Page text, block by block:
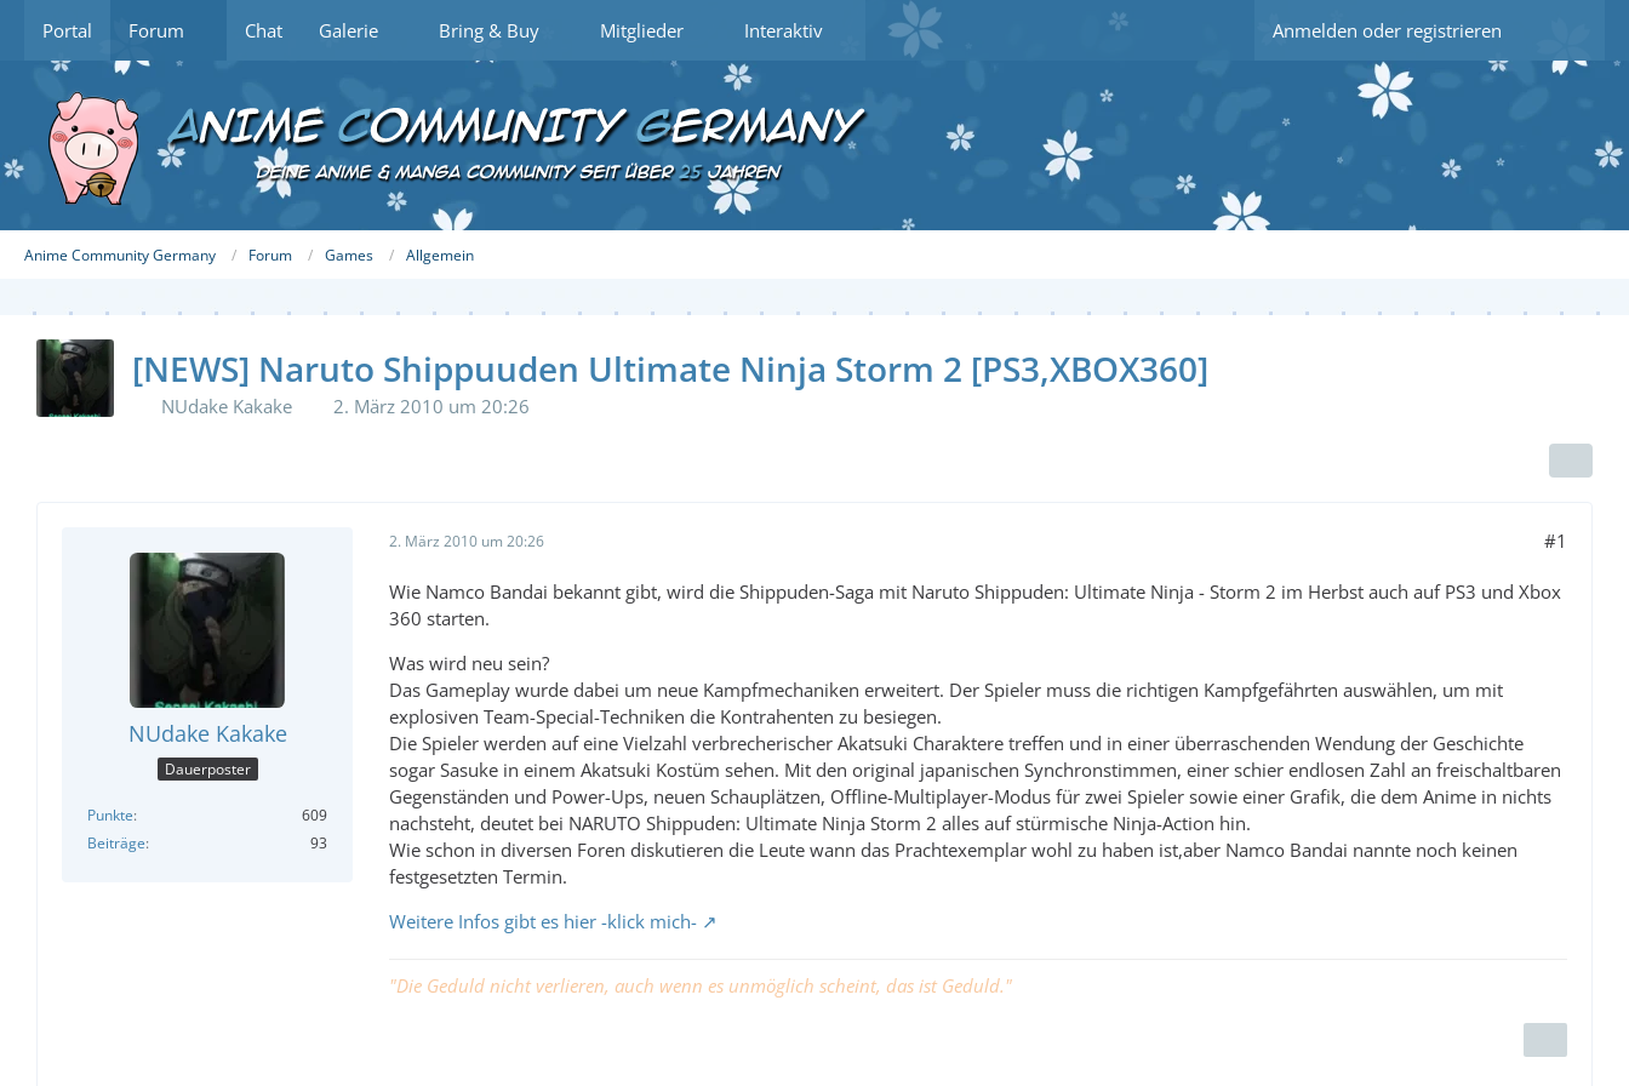
Portal Forum Chat Galerie Bring & Buy Mitglieder Interaktiv Anmelden oder registrieren
Anime Community Germany Forum Games Allgemein
[NEWS] Naruto Shippuuden Ultimate Ninja Storm 2 [PS3,XBOX360]
NUdake Kakake 2. März 2010 um 20:26
NUdake Kakake
Dauerposter
Punkte
609
Beiträge
93
2. März 2010 um 20:26 #1
Wie Namco Bandai bekannt gibt, wird die Shippuden-Saga mit Naruto Shippuden: Ultimate Ninja - Storm 2 im Herbst auch auf PS3 und Xbox
360 starten.
Was wird neu sein?
Das Gameplay wurde dabei um neue Kampfmechaniken erweitert. Der Spieler muss die richtigen Kampfgefährten auswählen, um mit
explosiven Team-Special-Techniken die Kontrahenten zu besiegen.
Die Spieler werden auf eine Vielzahl verbrecherischer Akatsuki Charaktere treffen und in einer überraschenden Wendung der Geschichte
sogar Sasuke in einem Akatsuki Kostüm sehen. Mit den original japanischen Synchronstimmen, einer schier endlosen Zahl an freischaltbaren
Gegenständen und Power-Ups, neuen Schauplätzen, Offline-Multiplayer-Modus für zwei Spieler sowie einer Grafik, die dem Anime in nichts
nachsteht, deutet bei NARUTO Shippuden: Ultimate Ninja Storm 2 alles auf stürmische Ninja-Action hin.
Wie schon in diversen Foren diskutieren die Leute wann das Prachtexemplar wohl zu haben ist,aber Namco Bandai nannte noch keinen
festgesetzten Termin.
Weitere Infos gibt es hier -klick mich-
"Die Geduld nicht verlieren, auch wenn es unmöglich scheint, das ist Geduld."